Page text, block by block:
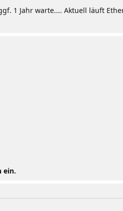
1 Jahr warte.... Aktuell läuft
ein.